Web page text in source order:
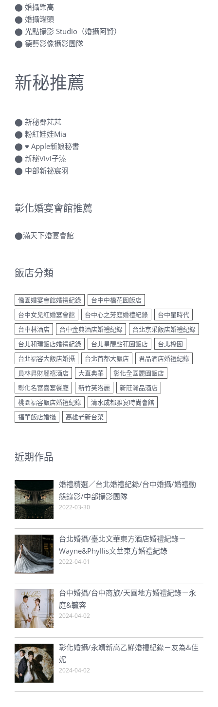
⬤ 婚攝樂高
⬤ 婚攝罐頭
⬤ 光點攝影 Studio（婚攝阿賢）
⬤ 德藝影像攝影團隊
新秘推薦
⬤ 新秘鄧芃芃
⬤ 粉紅娃娃Mia
⬤ ♥ Apple新娘秘書
⬤ 新秘Vivi子溱
⬤ 中部新祕宸羽
彰化婚宴會館推薦
⬤滿天下婚宴會館
飯店分類
僑園婚宴會館婚禮紀錄
台中中橋花園飯店
台中女兒紅婚宴會館
台中心之芳庭婚禮紀錄
台中星時代
台中林酒店
台中金典酒店婚禮紀錄
台北京采飯店婚禮紀錄
台北和璞飯店婚禮紀錄
台北星靚點花園飯店
台北橋園
台北福容大飯店婚攝
台北首都大飯店
君品酒店婚禮紀錄
員林昇財麗禧酒店
大直典華
彰化全國麗園飯店
彰化名富喜宴餐廳
新竹芙洛麗
新莊瀚品酒店
桃園福容飯店婚禮紀錄
清水成都雅宴時尚會館
福華飯店婚攝
高雄老新台菜
近期作品
婚禮精選／台北婚禮紀錄/台中婚攝/婚禮動
態錄影/中部攝影團隊
2022-03-30
台北婚攝/臺北文華東方酒店婚禮紀錄－
Wayne&Phyllis文華東方婚禮紀錄
2022-04-01
台中婚攝/台中商旅/天圓地方婚禮紀錄－永
庭&毓容
2024-04-02
彰化婚攝/永靖新高乙鮮婚禮紀錄－友為&佳
妮
2024-04-02